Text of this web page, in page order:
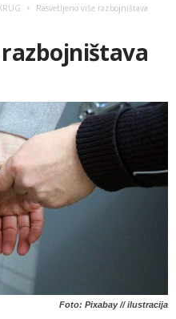
Rasvetlјeno više razbojništava
razbojništava
Foto: Pixabay // ilustracija